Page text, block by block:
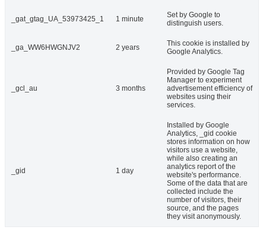
_gat_gtag_UA_53973425_1 1 minute
Set by Google to
distinguish users.
_ga_WW6HWGNJV2 2 years
This cookie is installed by
Google Analytics.
_gcl_au 3 months
Provided by Google Tag
Manager to experiment
advertisement efficiency of
websites using their
services.
_gid 1 day
Installed by Google
Analytics, _gid cookie
stores information on how
visitors use a website,
while also creating an
analytics report of the
website's performance.
Some of the data that are
collected include the
number of visitors, their
source, and the pages
they visit anonymously.